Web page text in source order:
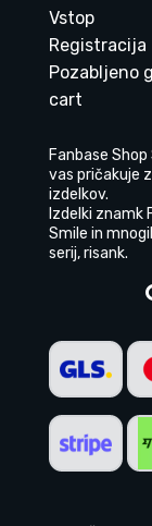
Vstop
Registracija
Pozabljeno
cart
Fanbase
vas pričakuje
izdelkov.
Izdelki znamk
Smile in
serij, risank.